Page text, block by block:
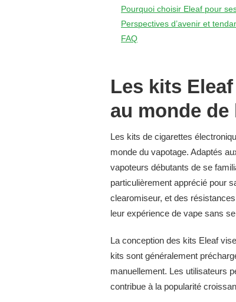
Pourquoi choisir Eleaf pour
Perspectives d’avenir et
FAQ
Les kits
au monde de
Les kits de cigarettes
monde du vapotage. Adaptés
vapoteurs débutants de se
particulièrement apprécié pour
clearomiseur, et des
leur expérience de vape sans
La conception des kits Eleaf
kits sont généralement
manuellement. Les utilisateurs
contribue à la popularité